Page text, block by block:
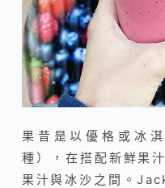
果昔是以優格或冰
種），在搭配新鮮果
果汁與冰沙之間。